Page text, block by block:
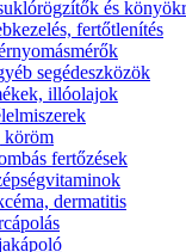
és
fertőtlenítés
segédeszközök
illóolajok
köröm
fertőzések
dermatitis